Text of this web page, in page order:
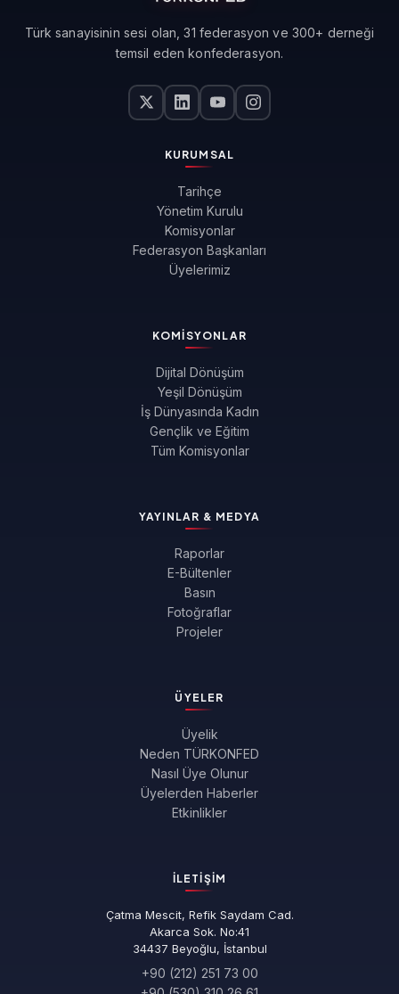
Türk sanayisinin sesi olan, 31 federasyon ve 300+ derneği
temsil eden konfederasyon.
KURUMSAL
Tarihçe
Yönetim Kurulu
Komisyonlar
Federasyon Başkanları
Üyelerimiz
KOMISYONLAR
Dijital Dönüşüm
Yeşil Dönüşüm
İş Dünyasında Kadın
Gençlik ve Eğitim
Tüm Komisyonlar
YAYINLAR & MEDYA
Raporlar
E-Bültenler
Basın
Fotoğraflar
Projeler
ÜYELER
Üyelik
Neden TÜRKONFED
Nasıl Üye Olunur
Üyelerden Haberler
Etkinlikler
İLETIŞIM
Çatma Mescit, Refik Saydam Cad.
Akarca Sok. No:41
34437 Beyoğlu, İstanbul
+90 (212) 251 73 00